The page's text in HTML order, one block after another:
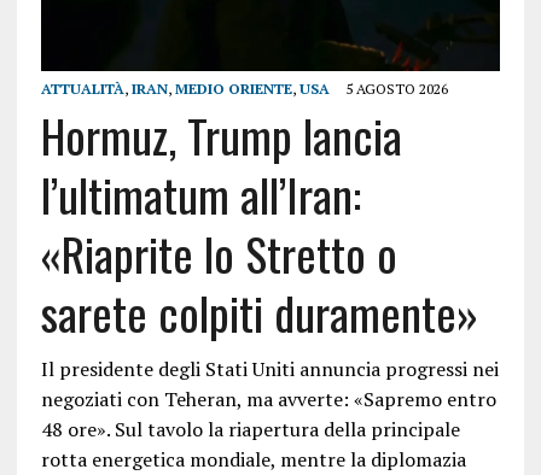
ATTUALITÀ, IRAN, MEDIO ORIENTE, USA 5 AGOSTO 2026
Hormuz, Trump lancia
l’ultimatum all’Iran:
«Riaprite lo Stretto o
sarete colpiti duramente»
Il presidente degli Stati Uniti annuncia progressi nei
negoziati con Teheran, ma avverte: «Sapremo entro
48 ore». Sul tavolo la riapertura della principale
rotta energetica mondiale, mentre la diplomazia